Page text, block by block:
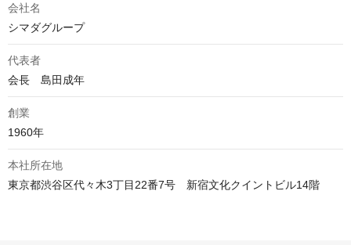
会社名
シマダグループ
代表者
会長　島田成年
創業
1960年
本社所在地
東京都渋谷区代々木3丁目22番7号　新宿文化クイントビル14階